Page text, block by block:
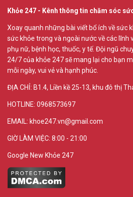
Khỏe 247 - Kênh thông tin chăm sóc
Xoay quanh những bài viết bổ ích về sức
sức khỏe trong và ngoài nước về các lĩnh
phụ nữ, bệnh học, thuốc, y tế. Đội ngũ
24/7 của khỏe 247 sẽ mang lại cho bạn
mỗi ngày, vui vẻ và hạnh phúc.
ĐỊA CHỈ: B1.4, Liền kề 25-13, khu đô thị
HOTLINE: 0968573697
EMAIL: khoe247.vn@gmail.com
GIỜ LÀM VIỆC: 8:00 - 21:00
Google New Khỏe 247